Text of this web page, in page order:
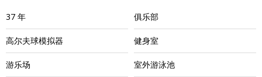
37 年 俱乐部
高尔夫球模拟器 健身室
游乐场 室外游泳池